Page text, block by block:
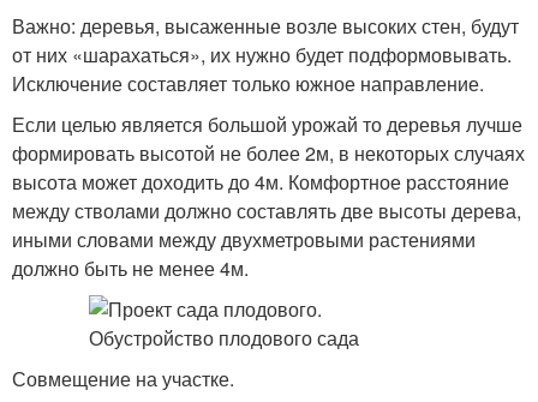
Важно: деревья, высаженные возле высоких стен, будут
от них «шарахаться», их нужно будет подформовывать.
Исключение составляет только южное направление.
Если целью является большой урожай то деревья лучше
формировать высотой не более 2м, в некоторых случаях
высота может доходить до 4м. Комфортное расстояние
между стволами должно составлять две высоты дерева,
иными словами между двухметровыми растениями
должно быть не менее 4м.
Совмещение на участке.